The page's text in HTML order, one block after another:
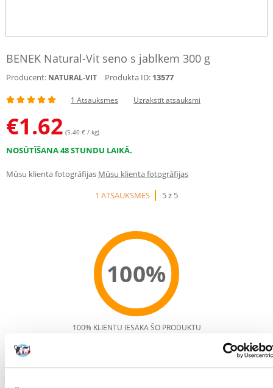
BENEK Natural-Vit seno s jablkem 300 g
Producent: NATURAL-VIT Produkta ID: 13577
1 Atsauksmes Uzrakstīt atsauksmi
€1.62 (5.40 € / kg)
NOSŪTĪŠANA 48 STUNDU LAIKĀ.
Mūsu klienta fotogrāfijas Mūsu klienta fotogrāfijas
1 ATSAUKSMES
5 z 5
100%
Recommend
100% KLIENTU IESAKA ŠO PRODUKTU